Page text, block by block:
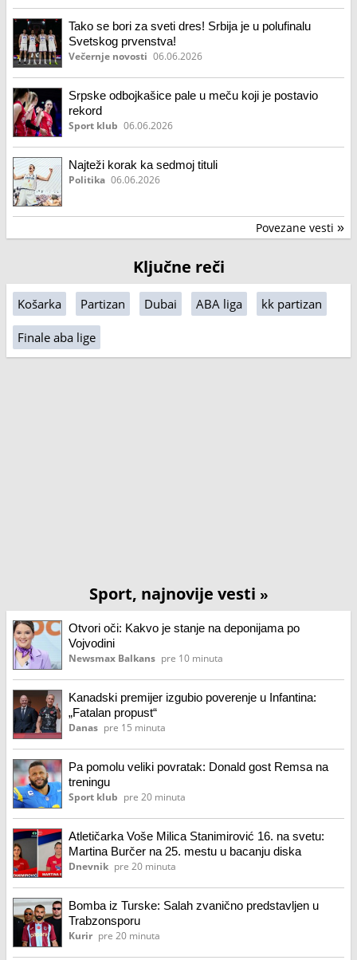
Tako se bori za sveti dres! Srbija je u polufinalu
Svetskog prvenstva!
Večernje novosti 06.06.2026
Srpske odbojkašice pale u meču koji je postavio
rekord
Sport klub 06.06.2026
Najteži korak ka sedmoj tituli
Politika 06.06.2026
Povezane vesti »
Ključne reči
Košarka Partizan Dubai ABA liga kk partizan
Finale aba lige
Sport, najnovije vesti »
Otvori oči: Kakvo je stanje na deponijama po
Vojvodini
Newsmax Balkans pre 10 minuta
Kanadski premijer izgubio poverenje u Infantina:
„Fatalan propust“
Danas pre 15 minuta
Pa pomolu veliki povratak: Donald gost Remsa na
treningu
Sport klub pre 20 minuta
Atletičarka Voše Milica Stanimirović 16. na svetu:
Martina Burčer na 25. mestu u bacanju diska
Dnevnik pre 20 minuta
Bomba iz Turske: Salah zvanično predstavljen u
Trabzonsporu
Kurir pre 20 minuta